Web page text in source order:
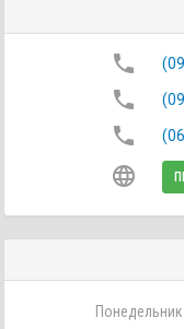
phone
phone
phone
language
Понедельник